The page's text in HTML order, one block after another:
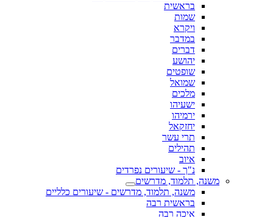
בראשית
שמות
ויקרא
במדבר
דברים
יהושע
שופטים
שמואל
מלכים
ישעיהו
ירמיהו
יחזקאל
תרי עשר
תהילים
איוב
נ"ך - שיעורים נפרדים
משנה, תלמוד, מדרשים
משנה, תלמוד, מדרשים - שיעורים כלליים
בראשית רבה
איכה רבה